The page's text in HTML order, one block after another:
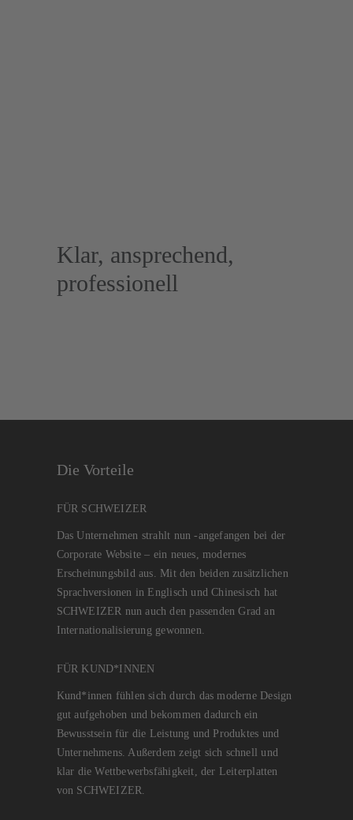
Klar, ansprechend,
professionell
Die Vorteile
FÜR SCHWEIZER
Das Unternehmen strahlt nun -angefangen bei der
Corporate Website – ein neues, modernes
Erscheinungsbild aus. Mit den beiden zusätzlichen
Sprachversionen in Englisch und Chinesisch hat
SCHWEIZER nun auch den passenden Grad an
Internationalisierung gewonnen.
FÜR KUND*INNEN
Kund*innen fühlen sich durch das moderne Design
gut aufgehoben und bekommen dadurch ein
Bewusstsein für die Leistung und Produktes und
Unternehmens. Außerdem zeigt sich schnell und
klar die Wettbewerbsfähigkeit, der Leiterplatten
von SCHWEIZER.